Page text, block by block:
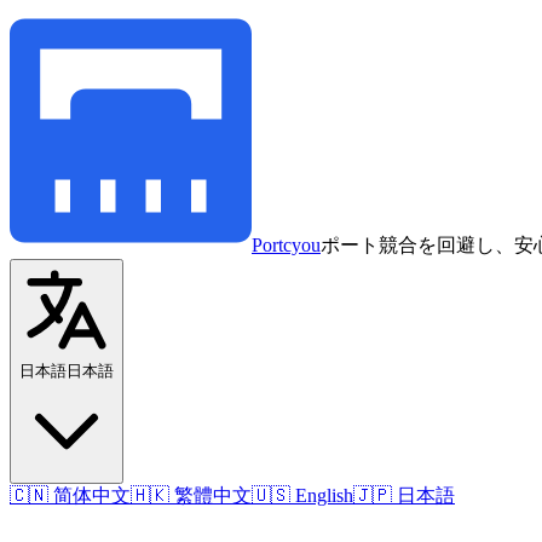
Portcyouポート競合を回避し、安
日本語 日本語
🇨🇳 简体中文🇭🇰 繁體中文🇺🇸 English🇯🇵 日本語